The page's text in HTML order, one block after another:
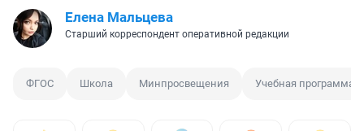
Елена Мальцева
Старший корреспондент оперативной редакции
ФГОС Школа Минпросвещения Учебная программа